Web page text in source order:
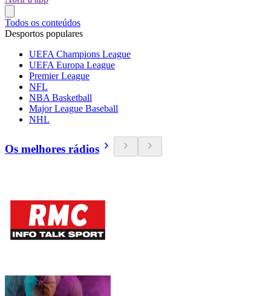
Todos os conteúdos
Desportos populares
UEFA Champions League
UEFA Europa League
Premier League
NFL
NBA Basketball
Major League Baseball
NHL
Os melhores rádios